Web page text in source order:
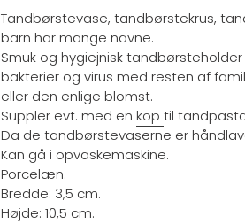
produkt
i
din
indkøbskurv
Tandbørstevase, tandbørstekrus,
barn har mange navne.
Smuk og hygiejnisk
bakterier og virus med resten af
eller den enlige blomst.
Suppler evt. med en kop til
Da de tandbørstevaserne er
Kan gå i opvaskemaskine.
Porcelæn.
Bredde: 3,5 cm.
Højde: 10,5 cm.